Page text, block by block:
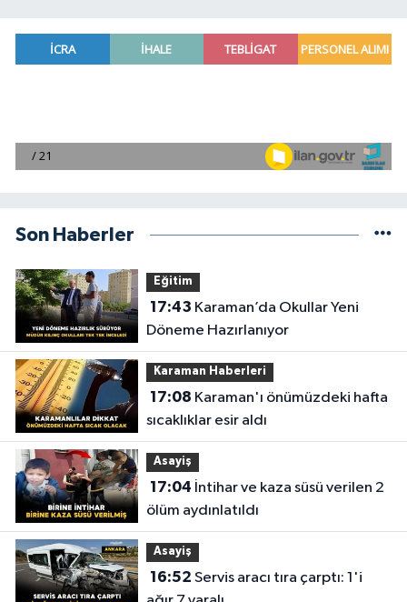
Son Haberler
Eğitim
17:43
Döneme Hazırlanıyor
Karaman Haberleri
17:08
sıcaklıklar esir aldı
Asayiş
17:04
ölüm aydınlatıldı
Asayiş
16:52